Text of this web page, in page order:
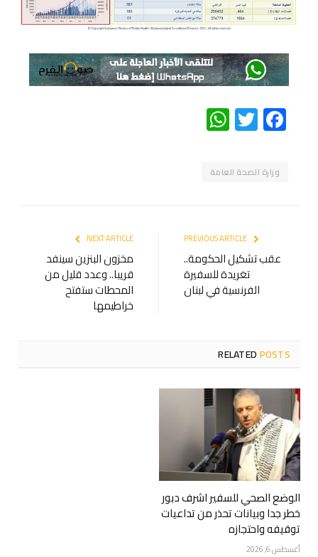
Facebook
Twitter
WhatsApp
وزارة الصحة العامة
عقب تشكيل الحكومة..
تغريدة للسفيرة
الفرنسية في لبنان
NEXT ARTICLE
مخزون البنزين سينفد
قريبا.. وعدد قليل من
المحطات ستفتح
خراطيمها
RELATEDPOSTS
الوضع الصحي للسفير اشرف دبور
خطر جدا وبيانات تحذر من تداعيات
توقيفه واحتجازه
أغسطس 6, 2026